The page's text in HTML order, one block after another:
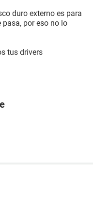
duro externo es para
pasa, por eso no lo
tus drivers